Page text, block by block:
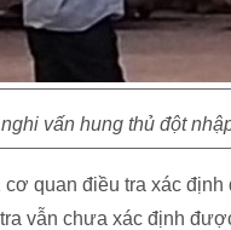
vấn hung thủ đột
quan điều tra xác
vẫn chưa xác định